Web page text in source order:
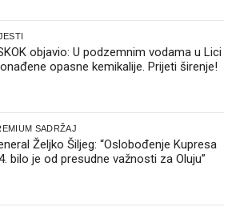
objavio: U podzemnim vodama u Lici
opasne kemikalije. Prijeti širenje!
SADRŽAJ
Željko Šiljeg: “Oslobođenje Kupresa
bilo je od presudne važnosti za Oluju”